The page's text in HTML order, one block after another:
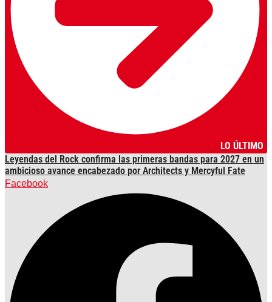
LO ÚLTIMO
Leyendas del Rock confirma las primeras bandas para 2027 en un
ambicioso avance encabezado por Architects y Mercyful Fate
Facebook